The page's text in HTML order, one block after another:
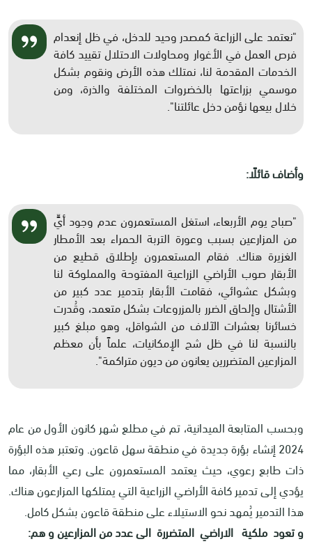
"نعتمد على الزراعة كمصدر وحيد للدخل، في ظل إنعدام
فرص العمل في الأغوار ومحاولات الاحتلال تقييد كافة
الخدمات المقدمة لنا، نمتلك هذه الأرض ونقوم بشكل
موسمي بزراعتها بالخضروات المختلفة والذرة، ومن
خلال بيعها نؤمن دخل عائلتنا".
وأضاف قائلًا:
"صباح يوم الأربعاء، استغل المستعمرون عدم وجود أيٍّ
من المزارعين بسبب وعورة التربة الحمراء بعد الأمطار
الغزيرة هناك. فقام المستعمرون بإطلاق قطيع من
الأبقار صوب الأراضي الزراعية المفتوحة والمملوكة لنا
وبشكل عشوائي، فقامت الأبقار بتدمير عدد كبير من
الأشتال وإلحاق الضرر بالمزروعات بشكل متعمد، وقُدرت
خسائرنا بعشرات الآلاف من الشواقل، وهو مبلغ كبير
بالنسبة لنا في ظل شح الإمكانيات، علماً بأن معظم
المزارعين المتضررين يعانون من ديون متراكمة".
وبحسب المتابعة الميدانية، تم في مطلع شهر كانون الأول من عام
2024 إنشاء بؤرة جديدة في منطقة سهل قاعون. وتعتبر هذه البؤرة
ذات طابع رعوي، حيث يعتمد المستعمرون على رعي الأبقار، مما
يؤدي إلى تدمير كافة الأراضي الزراعية التي يمتلكها المزارعون هناك.
هذا التدمير يُمهد نحو الاستيلاء على منطقة قاعون بشكل كامل.
و تعود ملكية الاراضي المتضررة الى عدد من المزارعين و هم: